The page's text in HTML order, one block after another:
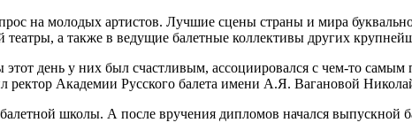
на молодых артистов. Лучшие сцены страны и мира
а также в ведущие балетные коллективы других
этот день у них был счастливым, ассоциировался с чем-то
ректор Академии Русского балета имени А.Я. Вагановой
школы. А после вручения дипломов начался